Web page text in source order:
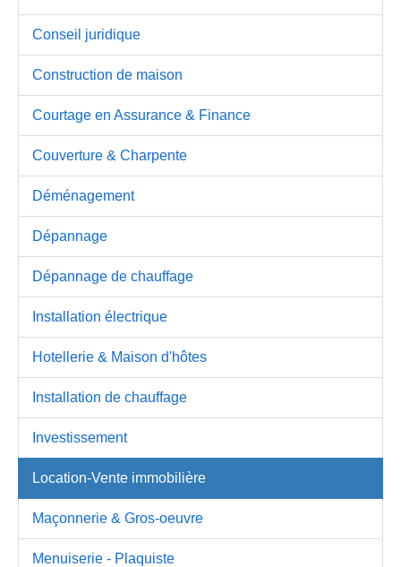
Conseil juridique
Construction de maison
Courtage en Assurance & Finance
Couverture & Charpente
Déménagement
Dépannage
Dépannage de chauffage
Installation électrique
Hotellerie & Maison d'hôtes
Installation de chauffage
Investissement
Location-Vente immobilière
Maçonnerie & Gros-oeuvre
Menuiserie - Plaquiste